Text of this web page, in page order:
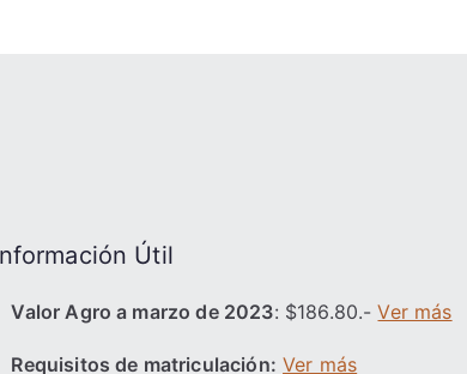
Útil
Valor Agro a marzo de 2023: $186.80.-Ver más
Requisitos de matriculación: Ver más